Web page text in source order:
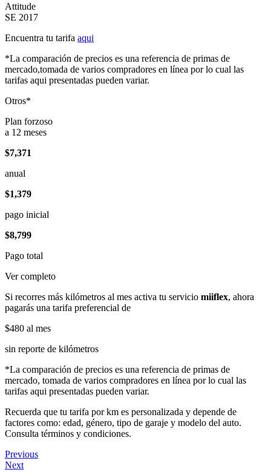
Attitude
SE 2017
Encuentra tu tarifa aqui
*La comparación de precios es una referencia de primas de
mercado,tomada de varios compradores en línea por lo cual las
tarifas aqui presentadas pueden variar.
Otros*
Plan forzoso
a 12 meses
$7,371
anual
$1,379
pago inicial
$8,799
Pago total
Ver completo
Si recorres más kilómetros al mes activa tu servicio miiflex, ahora
pagarás una tarifa preferencial de
$480 al mes
sin reporte de kilómetros
*La comparación de precios es una referencia de primas de
mercado, tomada de varios compradores en línea por lo cual las
tarifas aqui presentadas pueden variar.
Recuerda que tu tarifa por km es personalizada y depende de
factores como: edad, género, tipo de garaje y modelo del auto.
Consulta términos y condiciones.
Previous
Next